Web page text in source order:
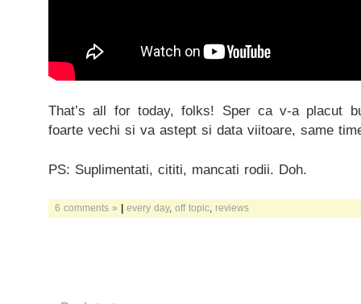
That’s all for today, folks! Sper ca v-a placut
foarte vechi si va astept si data viitoare, same
PS: Suplimentati, cititi, mancati rodii. Doh.
6 comments » | every day, off topic reviews